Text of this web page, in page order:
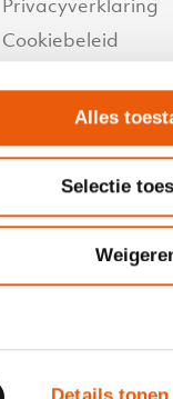
Alles
Selectie
Privacyverklaring
Cookiebeleid
Conflicterende
Beloningsbeleid
Reactietermijnen
Compliment of
VKG Inkomen
Copyright©